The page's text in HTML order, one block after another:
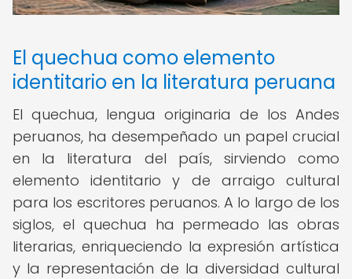
El quechua como elemento
identitario en la literatura peruana
El quechua, lengua originaria de los Andes
peruanos, ha desempeñado un papel crucial
en la literatura del país, sirviendo como
elemento identitario y de arraigo cultural
para los escritores peruanos. A lo largo de los
siglos, el quechua ha permeado las obras
literarias, enriqueciendo la expresión artística
y la representación de la diversidad cultural